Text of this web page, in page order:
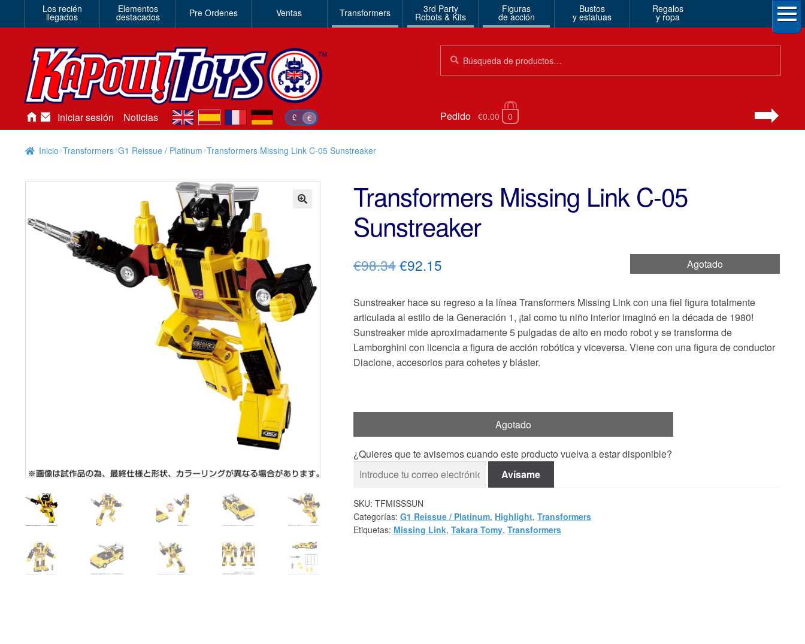
Los recién
llegados
Elementos
destacados Pre Ordenes Ventas Transformers 3rd Party
Robots & Kits
Figuras
de acción
Bustos
y estatuas
Regalos
y ropa
Iniciar sesión Noticias £ €
en es de Pedido €0.00 0
Inicio Transformers G1 Reissue / Platinum Transformers Missing Link C-05 Sunstreaker
Transformers Missing Link C-05
Sunstreaker
Agotado
€98.34El
original
era:
€98.34.
€92.15El
actual
es:
€92.15.
Sunstreaker hace su regreso a la línea Transformers Missing Link con una fiel figura totalmente
articulada al estilo de la Generación 1, ¡tal como tu niño interior imaginó en la década de 1980!
Sunstreaker mide aproximadamente 5 pulgadas de alto en modo robot y se transforma de
Lamborghini con licencia a figura de acción robótica y viceversa. Viene con una figura de conductor
Diaclone, accesorios para cohetes y bláster.
Agotado
¿Quieres que te avisemos cuando este producto vuelva a estar disponible?
Avísame
SKU: TFMISSSUN
Categorías: G1 Reissue / Platinum, Highlight, Transformers
Etiquetas: Missing Link, Takara Tomy, Transformers